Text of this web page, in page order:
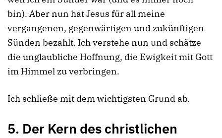
bin). Aber nun hat Jesus für all meine
vergangenen, gegenwärtigen und zukünftigen
Sünden bezahlt. Ich verstehe nun und schätze
die unglaubliche Hoffnung, die Ewigkeit mit Gott
im Himmel zu verbringen.
Ich schließe mit dem wichtigsten Grund ab.
5. Der Kern des christlichen